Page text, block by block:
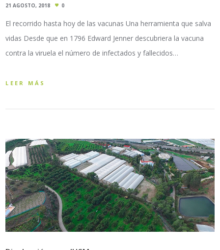
21 AGOSTO, 2018 0
El recorrido hasta hoy de las vacunas Una herramienta que salva
vidas Desde que en 1796 Edward Jenner descubriera la vacuna
contra la viruela el número de infectados y fallecidos…
LEER MÁS